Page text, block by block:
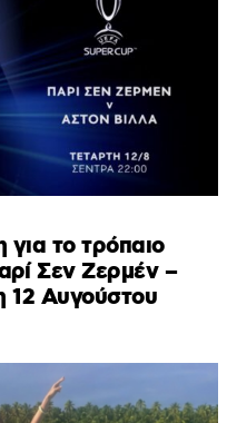
το τρόπαιο
Σεν Ζερμέν –
12 Αυγούστου